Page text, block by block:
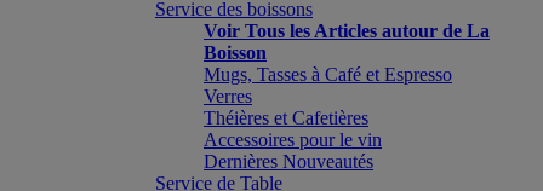
Service des boissons
Voir Tous les Articles autour de La
Boisson
Mugs, Tasses à Café et Espresso
Verres
Théières et Cafetières
Accessoires pour le vin
Dernières Nouveautés
Service de Table